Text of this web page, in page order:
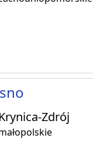
Krynica-Zdrój